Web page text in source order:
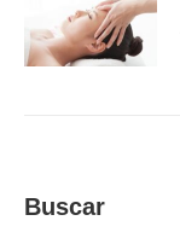
Buscar